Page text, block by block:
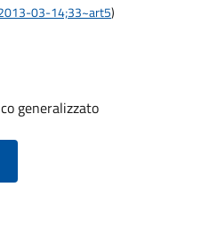
03-14;33~art5)
generalizzato